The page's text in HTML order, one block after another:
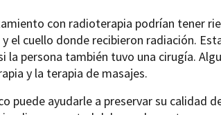
con radioterapia podrían tener
el cuello donde recibieron radiación.
la persona también tuvo una cirugía.
y la terapia de masajes.
puede ayudarle a preservar su calidad